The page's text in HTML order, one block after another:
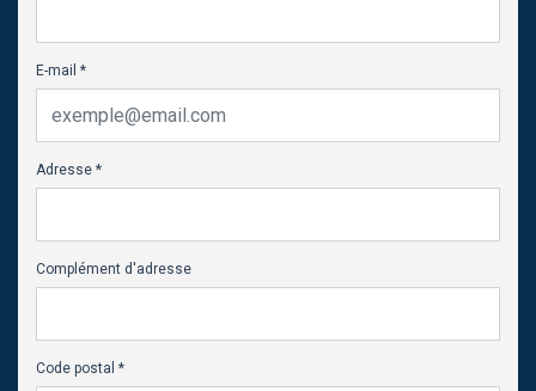
E-mail *
Adresse *
Complément d'adresse
Code postal *